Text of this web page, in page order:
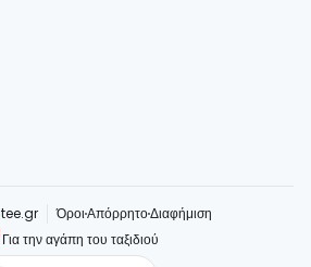
ΌροιΑπόρρητοΔιαφήμιση
Για την αγάπη του ταξιδιού
cestee.com